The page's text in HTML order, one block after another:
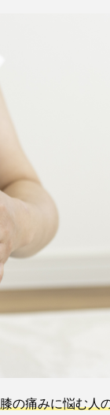
膝の痛みに悩む人